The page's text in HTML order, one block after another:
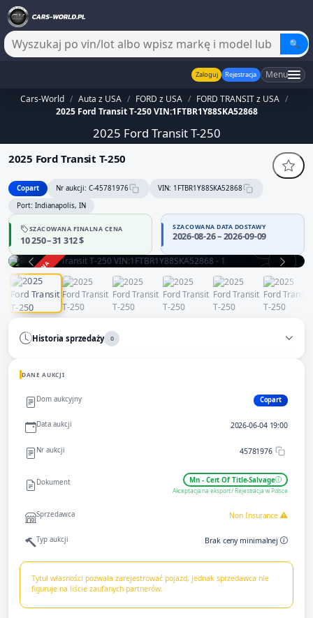
🔍
Zaloguj Rejestracja Menu
Cars-World / Auta z USA / FORD z USA / FORD TRANSIT z USA /
2025 Ford Transit T-250 VIN:1FTBR1Y88SKA52868
2025 Ford Transit T-250
2025 Ford Transit T-250
Copart Nr aukcji: C-45781976
VIN: 1FTBR1Y88SKA52868
Port: Indianapolis, IN
SZACOWANA FINALNA CENA
10 250 – 31 312 $
SZACOWANA DATA DOSTAWY
2026-08-26 – 2026-09-09
ZAKOŃCZONA
Sprzedawca bez potwierdzonej wiarygodności — część danych
może być niepełna
Zachowaj ostrożność i dokładnie zweryfikuj historię pojazdu.
Historia sprzedaży 0
DANE AUKCJI
Dom aukcyjny Copart
Data aukcji 2026-06-04 19:00
Nr aukcji 45781976
Dokument Mn - Cert Of Title-Salvage
Akceptacja na eksport / Rejestracja w Polsce
Sprzedawca Non Insurance
Typ aukcji Brak ceny minimalnej
Tytuł własności pozwala zarejestrować pojazd, jednak sprzedawca nie
figuruje na liście zaufanych partnerów.